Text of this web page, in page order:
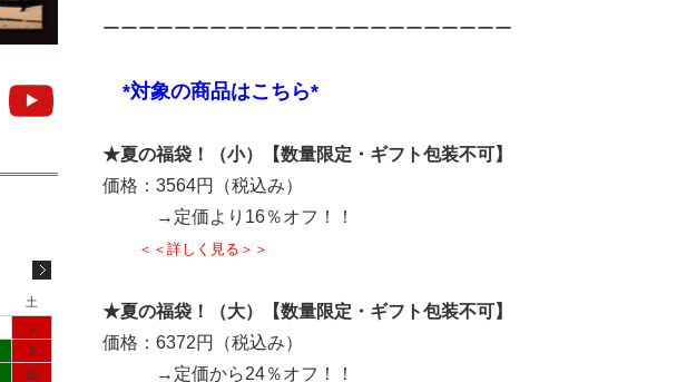
ーーーーーーーーーーーーーーーーーーーーーーー
*対象の商品はこちら*
★夏の福袋！（小）【数量限定・ギフト包装不可】
価格：3564円（税込み）
→定価より16％オフ！！
＜＜詳しく見る＞＞
★夏の福袋！（大）【数量限定・ギフト包装不可】
価格：6372円（税込み）
→定価から24％オフ！！
土
1
8
15